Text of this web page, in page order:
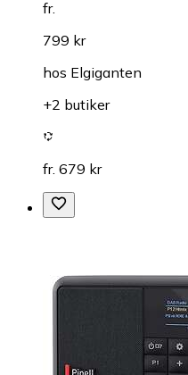
fr.
799 kr
hos Elgiganten
+2 butiker
fr. 679 kr